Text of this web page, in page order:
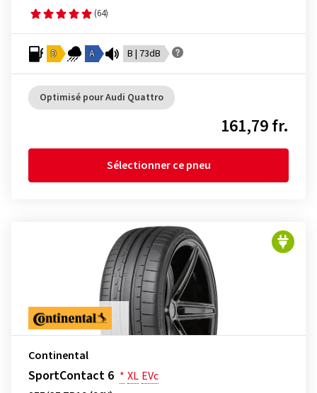
(64)
D A B | 73dB
Optimisé pour Audi Quattro
161,79 fr.
Sélectionner ce pneu
Continental
SportContact 6 * XL EVc